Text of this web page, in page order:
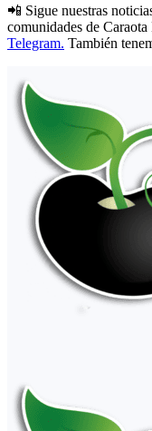
📲 Sigue nuestras
comunidades de
Telegram. También